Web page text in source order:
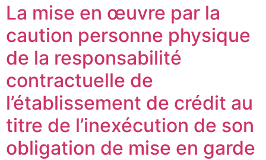
La mise en œuvre par la
caution personne physique
de la responsabilité
contractuelle de
l’établissement de crédit au
titre de l’inexécution de son
obligation de mise en garde